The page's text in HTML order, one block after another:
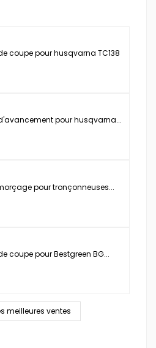
coupe pour husqvarna TC138
pour husqvarna...
pour tronçonneuses...
coupe pour Bestgreen BG...
meilleures ventes